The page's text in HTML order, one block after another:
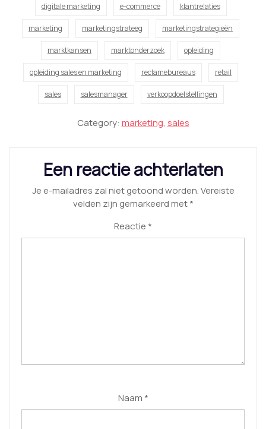
digitale marketing e-commerce klantrelaties
marketing marketingstrateeg marketingstrategieën
marktkansen marktonderzoek opleiding
opleiding sales en marketing reclamebureaus retail
sales salesmanager verkoopdoelstellingen
Category: marketing, sales
Een reactie achterlaten
Je e-mailadres zal niet getoond worden.Vereiste
velden zijn gemarkeerd met*
Reactie *
Naam *